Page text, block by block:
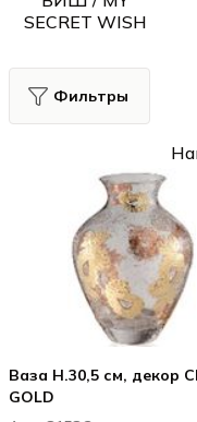
SECRET WISH
Фильтры
Ваза H.30,5 см, декор
GOLD